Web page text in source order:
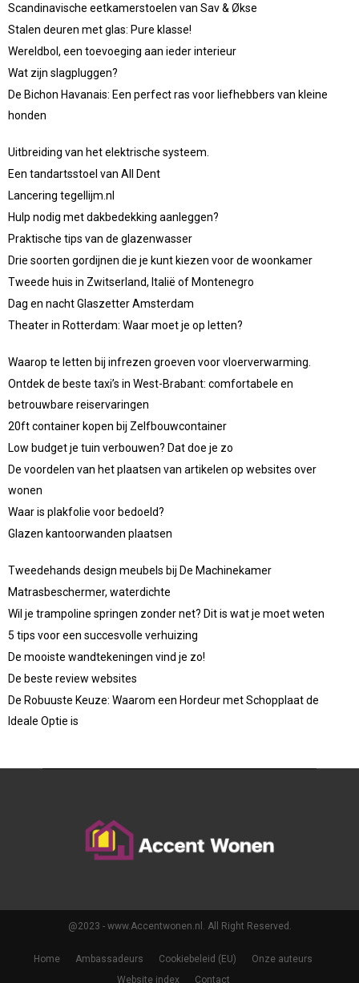
Scandinavische eetkamerstoelen van Sav & Økse
Stalen deuren met glas: Pure klasse!
Wereldbol, een toevoeging aan ieder interieur
Wat zijn slagpluggen?
De Bichon Havanais: Een perfect ras voor liefhebbers van kleine
honden
Uitbreiding van het elektrische systeem.
Een tandartsstoel van All Dent
Lancering tegellijm.nl
Hulp nodig met dakbedekking aanleggen?
Praktische tips van de glazenwasser
Drie soorten gordijnen die je kunt kiezen voor de woonkamer
Tweede huis in Zwitserland, Italië of Montenegro
Dag en nacht Glaszetter Amsterdam
Theater in Rotterdam: Waar moet je op letten?
Waarop te letten bij infrezen groeven voor vloerverwarming.
Ontdek de beste taxi’s in West-Brabant: comfortabele en
betrouwbare reiservaringen
20ft container kopen bij Zelfbouwcontainer
Low budget je tuin verbouwen? Dat doe je zo
De voordelen van het plaatsen van artikelen op websites over
wonen
Waar is plakfolie voor bedoeld?
Glazen kantoorwanden plaatsen
Tweedehands design meubels bij De Machinekamer
Matrasbeschermer, waterdichte
Wil je trampoline springen zonder net? Dit is wat je moet weten
5 tips voor een succesvolle verhuizing
De mooiste wandtekeningen vind je zo!
De beste review websites
De Robuuste Keuze: Waarom een Hordeur met Schopplaat de
Ideale Optie is
@2023 - www.Accentwonen.nl. All Right Reserved.
Home Ambassadeurs Cookiebeleid (EU)
Onze auteurs
Website index
Contact